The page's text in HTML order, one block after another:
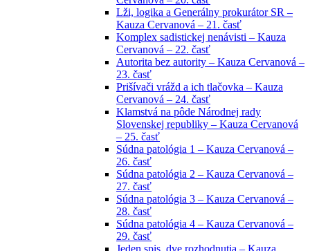
Lži, logika a Generálny prokurátor SR –
Kauza Cervanová – 21. časť
Komplex sadistickej nenávisti – Kauza
Cervanová – 22. časť
Autorita bez autority – Kauza Cervanová –
23. časť
Prišívači vrážd a ich tlačovka – Kauza
Cervanová – 24. časť
Klamstvá na pôde Národnej rady
Slovenskej republiky – Kauza Cervanová
– 25. časť
Súdna patológia 1 – Kauza Cervanová –
26. časť
Súdna patológia 2 – Kauza Cervanová –
27. časť
Súdna patológia 3 – Kauza Cervanová –
28. časť
Súdna patológia 4 – Kauza Cervanová –
29. časť
Jeden spis, dve rozhodnutia – Kauza